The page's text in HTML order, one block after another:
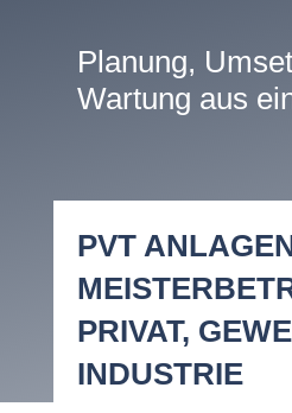
Planung,
Wartung aus
PVT
PRIVAT,
INDUSTRIE